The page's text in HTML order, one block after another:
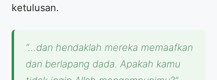
ketulusan.
“…dan hendaklah mereka memaafkan
dan berlapang dada. Apakah kamu